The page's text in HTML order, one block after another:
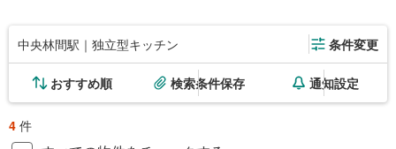
中央林間駅｜独立型キッチン 条件変更
おすすめ順 検索条件保存 通知設定
4 件